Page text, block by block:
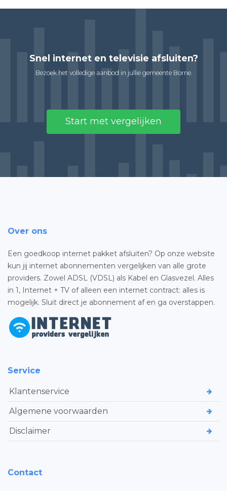
Snel internet en televisie afsluiten?
Bezoek het volledige aanbod in jullie gemeente Borne.
Start met vergelijken
Over ons
Een goedkoop internet pakket afsluiten? Op onze website
kun jij internet abonnementen vergelijken van alle grote
providers. Zowel ADSL (VDSL) als Kabel en Glasvezel. Alles
in 1, Internet + TV of alleen een internet contract: alles is
mogelijk. Sluit direct je abonnement af en ga overstappen.
Service
Klantenservice
Algemene voorwaarden
Disclaimer
Contact